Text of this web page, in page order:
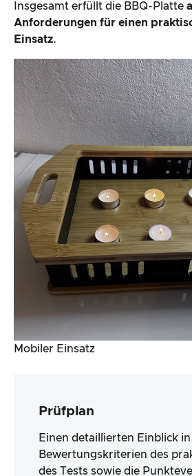
Insgesamt erfüllt die BBQ-Platte
Anforderungen für einen
Einsatz.
Mobiler Einsatz
Prüfplan
Einen detaillierten Einblick
Bewertungskriterien des
des Tests sowie die